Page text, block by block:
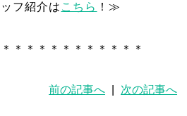
フ紹介は こちら ！≫
＊＊＊＊＊＊＊＊＊＊＊
前の記事へ 次の記事へ